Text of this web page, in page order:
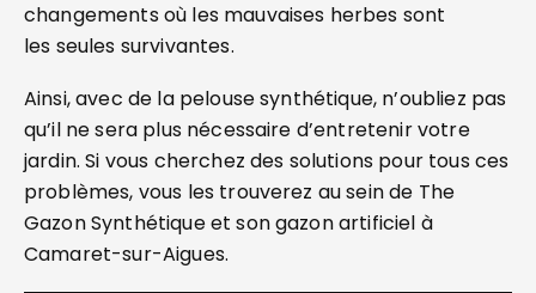
changements où les mauvaises herbes sont
les seules survivantes.
Ainsi, avec de la pelouse synthétique, n’oubliez pas
qu’il ne sera plus nécessaire d’entretenir votre
jardin. Si vous cherchez des solutions pour tous ces
problèmes, vous les trouverez au sein de The
Gazon Synthétique et son gazon artificiel à
Camaret-sur-Aigues.